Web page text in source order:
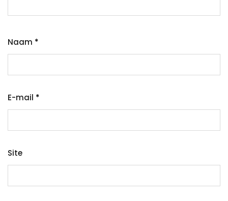
Naam *
E-mail *
Site